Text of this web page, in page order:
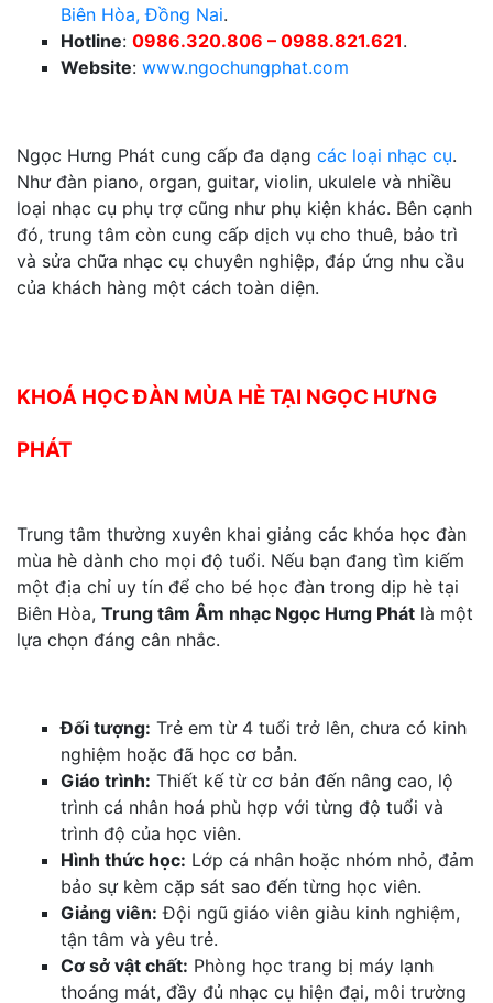
Biên Hòa, Đồng Nai.
Hotline: 0986.320.806 – 0988.821.621.
Website: www.ngochungphat.com
Ngọc Hưng Phát cung cấp đa dạng các loại nhạc cụ.
Như đàn piano, organ, guitar, violin, ukulele và nhiều
loại nhạc cụ phụ trợ cũng như phụ kiện khác. Bên cạnh
đó, trung tâm còn cung cấp dịch vụ cho thuê, bảo trì
và sửa chữa nhạc cụ chuyên nghiệp, đáp ứng nhu cầu
của khách hàng một cách toàn diện.
KHOÁ HỌC ĐÀN MÙA HÈ TẠI NGỌC HƯNG
PHÁT
Trung tâm thường xuyên khai giảng các khóa học đàn
mùa hè dành cho mọi độ tuổi. Nếu bạn đang tìm kiếm
một địa chỉ uy tín để cho bé học đàn trong dịp hè tại
Biên Hòa, Trung tâm Âm nhạc Ngọc Hưng Phát là một
lựa chọn đáng cân nhắc.
Đối tượng: Trẻ em từ 4 tuổi trở lên, chưa có kinh
nghiệm hoặc đã học cơ bản.
Giáo trình: Thiết kế từ cơ bản đến nâng cao, lộ
trình cá nhân hoá phù hợp với từng độ tuổi và
trình độ của học viên.
Hình thức học: Lớp cá nhân hoặc nhóm nhỏ, đảm
bảo sự kèm cặp sát sao đến từng học viên.
Giảng viên: Đội ngũ giáo viên giàu kinh nghiệm,
tận tâm và yêu trẻ.
Cơ sở vật chất: Phòng học trang bị máy lạnh
thoáng mát, đầy đủ nhạc cụ hiện đại, môi trường